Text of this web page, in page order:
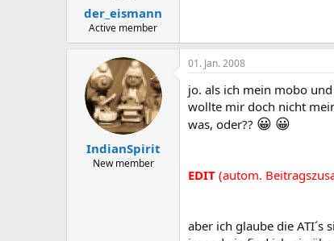
der_eismann
Active member
IndianSpirit
New member
01. Jan. 2008
jo. als ich mein mobo
wollte mir doch nicht
was, oder?? 😀 😀
EDIT (autom.
aber ich glaube die ATI´s